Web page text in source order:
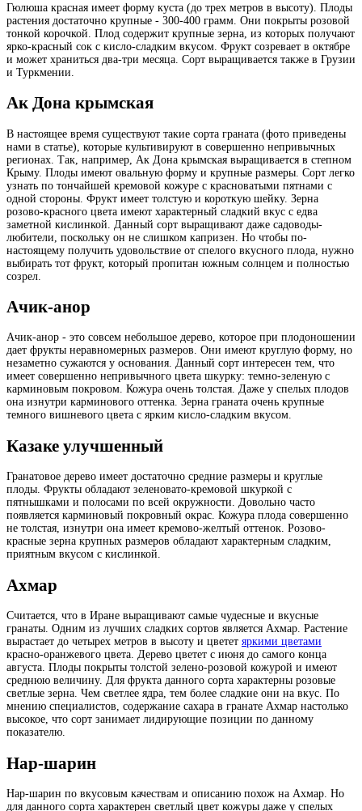
Гюлюша красная имеет форму куста (до трех метров в высоту). Плоды
растения достаточно крупные - 300-400 грамм. Они покрыты розовой
тонкой корочкой. Плод содержит крупные зерна, из которых получают
ярко-красный сок с кисло-сладким вкусом. Фрукт созревает в октябре
и может храниться два-три месяца. Сорт выращивается также в Грузии
и Туркмении.
Ак Дона крымская
В настоящее время существуют такие сорта граната (фото приведены
нами в статье), которые культивируют в совершенно непривычных
регионах. Так, например, Ак Дона крымская выращивается в степном
Крыму. Плоды имеют овальную форму и крупные размеры. Сорт легко
узнать по тончайшей кремовой кожуре с красноватыми пятнами с
одной стороны. Фрукт имеет толстую и короткую шейку. Зерна
розово-красного цвета имеют характерный сладкий вкус с едва
заметной кислинкой. Данный сорт выращивают даже садоводы-
любители, поскольку он не слишком капризен. Но чтобы по-
настоящему получить удовольствие от спелого вкусного плода, нужно
выбирать тот фрукт, который пропитан южным солнцем и полностью
созрел.
Ачик-анор
Ачик-анор - это совсем небольшое дерево, которое при плодоношении
дает фрукты неравномерных размеров. Они имеют круглую форму, но
незаметно сужаются у основания. Данный сорт интересен тем, что
имеет совершенно непривычного цвета шкурку: темно-зеленую с
карминовым покровом. Кожура очень толстая. Даже у спелых плодов
она изнутри карминового оттенка. Зерна граната очень крупные
темного вишневого цвета с ярким кисло-сладким вкусом.
Казаке улучшенный
Гранатовое дерево имеет достаточно средние размеры и круглые
плоды. Фрукты обладают зеленовато-кремовой шкуркой с
пятнышками и полосами по всей окружности. Довольно часто
появляется карминовый покровный окрас. Кожура плода совершенно
не толстая, изнутри она имеет кремово-желтый оттенок. Розово-
красные зерна крупных размеров обладают характерным сладким,
приятным вкусом с кислинкой.
Ахмар
Считается, что в Иране выращивают самые чудесные и вкусные
гранаты. Одним из лучших сладких сортов является Ахмар. Растение
вырастает до четырех метров в высоту и цветет яркими цветами
красно-оранжевого цвета. Дерево цветет с июня до самого конца
августа. Плоды покрыты толстой зелено-розовой кожурой и имеют
среднюю величину. Для фрукта данного сорта характерны розовые
светлые зерна. Чем светлее ядра, тем более сладкие они на вкус. По
мнению специалистов, содержание сахара в гранате Ахмар настолько
высокое, что сорт занимает лидирующие позиции по данному
показателю.
Нар-шарин
Нар-шарин по вкусовым качествам и описанию похож на Ахмар. Но
для данного сорта характерен светлый цвет кожуры даже у спелых